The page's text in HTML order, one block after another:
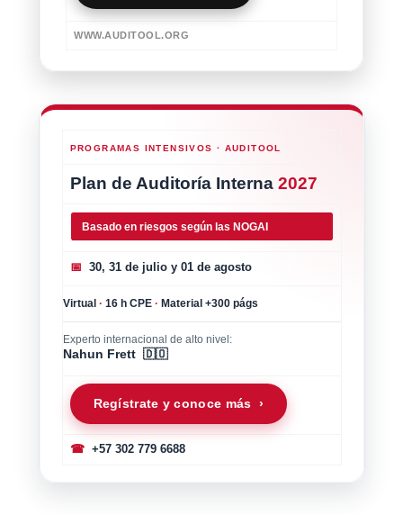
WWW.AUDITOOL.ORG
PROGRAMAS INTENSIVOS · AUDITOOL
Plan de Auditoría Interna 2027
Basado en riesgos según las NOGAI
📅 30, 31 de julio y 01 de agosto
Virtual · 16 h CPE · Material +300 págs
Experto internacional de alto nivel:
Nahun Frett 🇩🇴
Regístrate y conoce más ›
☎+57 302 779 6688